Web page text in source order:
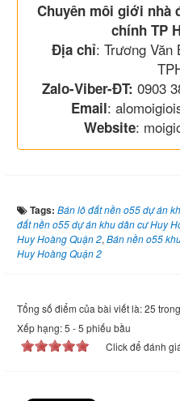
Chuyên môi giới nhà
chính TP
Địa chỉ: Trương Văn
Zalo-Viber-ĐT: 0903
Email:
Website:
Tags: Bán lô đất nền o55 dự án
đất nền o55 dự án khu dân cư Huy
Huy Hoàng Quận 2, Bán nền o55
Huy Hoàng Quận 2
Tổng số điểm của bài viết là: 25
Xếp hạng:5 -5 phiếu bầu
Click để đánh